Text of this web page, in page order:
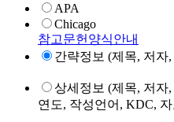
APA
Chicago
참고문헌양식안내
간략정보 (제목, 저자
상세정보 (제목, 저자
연도, 작성언어, KDC,